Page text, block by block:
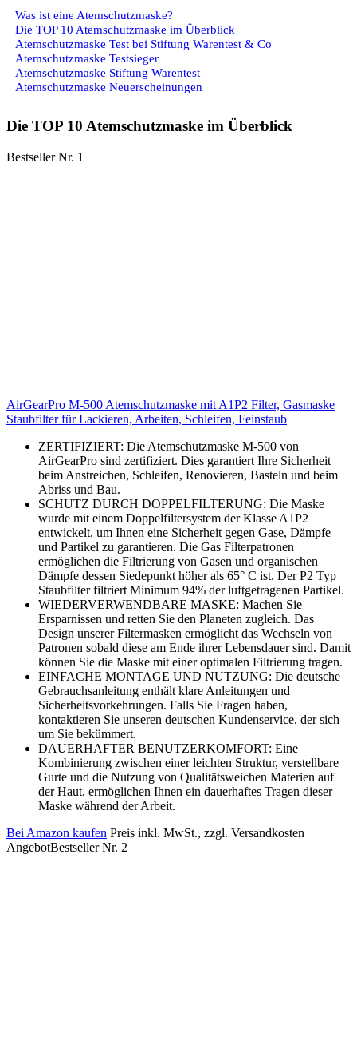
Was ist eine Atemschutzmaske?
Die TOP 10 Atemschutzmaske im Überblick
Atemschutzmaske Test bei Stiftung Warentest & Co
Atemschutzmaske Testsieger
Atemschutzmaske Stiftung Warentest
Atemschutzmaske Neuerscheinungen
Die TOP 10 Atemschutzmaske im Überblick
Bestseller Nr. 1
AirGearPro M-500 Atemschutzmaske mit A1P2 Filter, Gasmaske
Staubfilter für Lackieren, Arbeiten, Schleifen, Feinstaub
ZERTIFIZIERT: Die Atemschutzmaske M-500 von
AirGearPro sind zertifiziert. Dies garantiert Ihre Sicherheit
beim Anstreichen, Schleifen, Renovieren, Basteln und beim
Abriss und Bau.
SCHUTZ DURCH DOPPELFILTERUNG: Die Maske
wurde mit einem Doppelfiltersystem der Klasse A1P2
entwickelt, um Ihnen eine Sicherheit gegen Gase, Dämpfe
und Partikel zu garantieren. Die Gas Filterpatronen
ermöglichen die Filtrierung von Gasen und organischen
Dämpfe dessen Siedepunkt höher als 65° C ist. Der P2 Typ
Staubfilter filtriert Minimum 94% der luftgetragenen Partikel.
WIEDERVERWENDBARE MASKE: Machen Sie
Ersparnissen und retten Sie den Planeten zugleich. Das
Design unserer Filtermasken ermöglicht das Wechseln von
Patronen sobald diese am Ende ihrer Lebensdauer sind. Damit
können Sie die Maske mit einer optimalen Filtrierung tragen.
EINFACHE MONTAGE UND NUTZUNG: Die deutsche
Gebrauchsanleitung enthält klare Anleitungen und
Sicherheitsvorkehrungen. Falls Sie Fragen haben,
kontaktieren Sie unseren deutschen Kundenservice, der sich
um Sie bekümmert.
DAUERHAFTER BENUTZERKOMFORT: Eine
Kombinierung zwischen einer leichten Struktur, verstellbare
Gurte und die Nutzung von Qualitätsweichen Materien auf
der Haut, ermöglichen Ihnen ein dauerhaftes Tragen dieser
Maske während der Arbeit.
Bei Amazon kaufen Preis inkl. MwSt., zzgl. Versandkosten
AngebotBestseller Nr. 2